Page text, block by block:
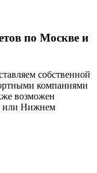
по Москве и
собственной
компаниями
возможен
или Нижнем